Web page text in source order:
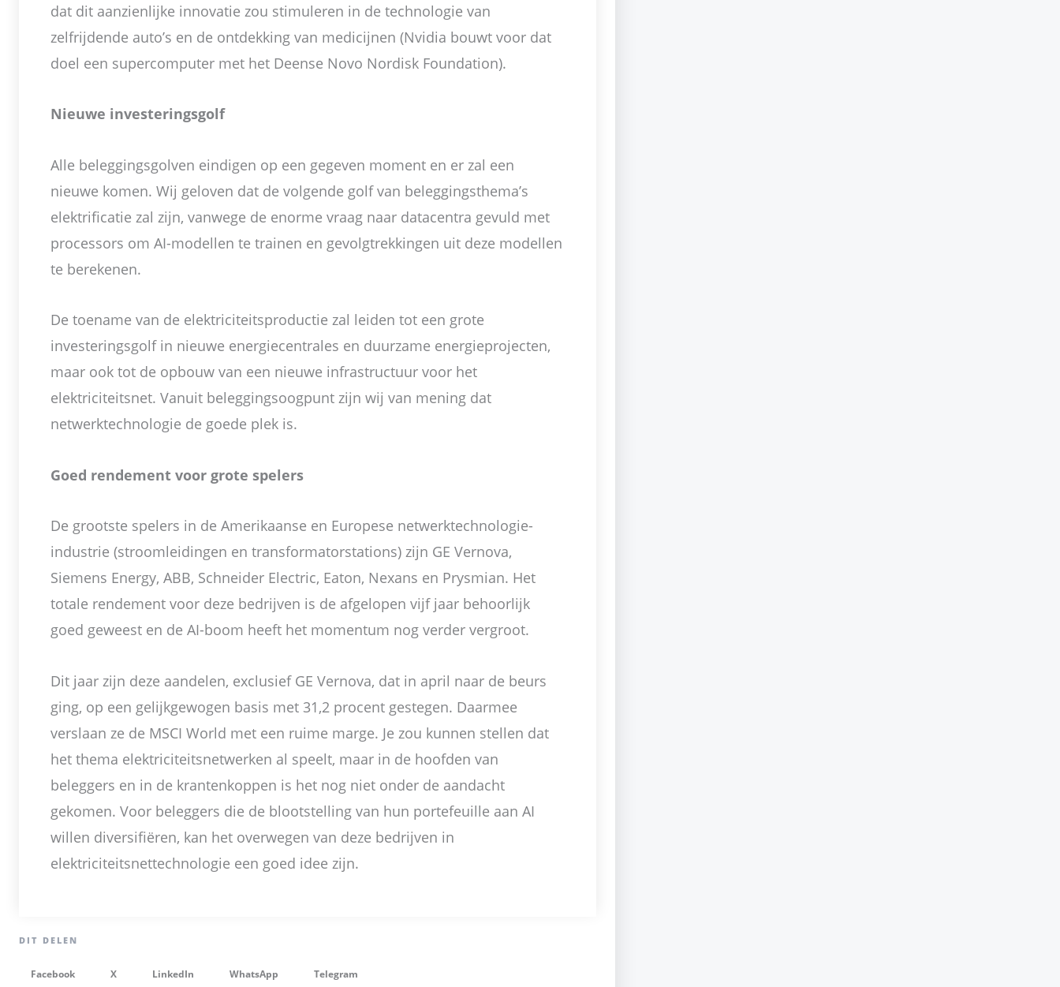
dat dit aanzienlijke innovatie zou stimuleren in de technologie van
zelfrijdende auto’s en de ontdekking van medicijnen (Nvidia bouwt voor dat
doel een supercomputer met het Deense Novo Nordisk Foundation).
Nieuwe investeringsgolf
Alle beleggingsgolven eindigen op een gegeven moment en er zal een
nieuwe komen. Wij geloven dat de volgende golf van beleggingsthema’s
elektrificatie zal zijn, vanwege de enorme vraag naar datacentra gevuld met
processors om AI-modellen te trainen en gevolgtrekkingen uit deze modellen
te berekenen.
De toename van de elektriciteitsproductie zal leiden tot een grote
investeringsgolf in nieuwe energiecentrales en duurzame energieprojecten,
maar ook tot de opbouw van een nieuwe infrastructuur voor het
elektriciteitsnet. Vanuit beleggingsoogpunt zijn wij van mening dat
netwerktechnologie de goede plek is.
Goed rendement voor grote spelers
De grootste spelers in de Amerikaanse en Europese netwerktechnologie-
industrie (stroomleidingen en transformatorstations) zijn GE Vernova,
Siemens Energy, ABB, Schneider Electric, Eaton, Nexans en Prysmian. Het
totale rendement voor deze bedrijven is de afgelopen vijf jaar behoorlijk
goed geweest en de AI-boom heeft het momentum nog verder vergroot.
Dit jaar zijn deze aandelen, exclusief GE Vernova, dat in april naar de beurs
ging, op een gelijkgewogen basis met 31,2 procent gestegen. Daarmee
verslaan ze de MSCI World met een ruime marge. Je zou kunnen stellen dat
het thema elektriciteitsnetwerken al speelt, maar in de hoofden van
beleggers en in de krantenkoppen is het nog niet onder de aandacht
gekomen. Voor beleggers die de blootstelling van hun portefeuille aan AI
willen diversifiëren, kan het overwegen van deze bedrijven in
elektriciteitsnettechnologie een goed idee zijn.
Facebook X LinkedIn WhatsApp Telegram